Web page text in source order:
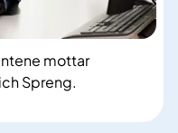
mottar
Spreng.